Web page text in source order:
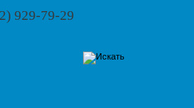
929-79-29